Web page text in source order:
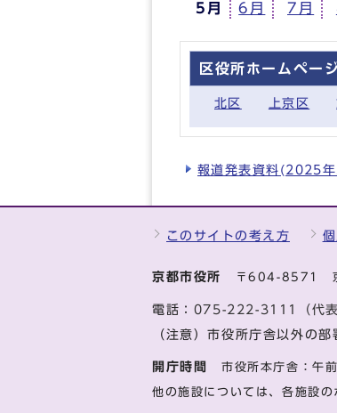
5月 6月 7月
区役所ホームペー
北区 上京区
報道発表資料(2025
このサイトの考え方
京都市役所 〒604-8571 京
電話： 075-222-3111（代表
（注意）市役所庁舎以外の
開庁時間 市役所本庁舎：
他の施設については、各施設の